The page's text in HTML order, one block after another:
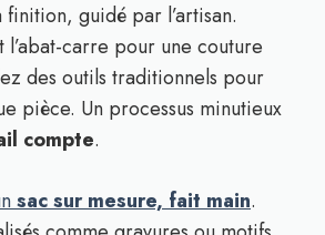
guidé par l’artisan.
l’abat-carre pour une couture
des outils traditionnels pour
pièce. Un processus minutieux
compte.
sac sur mesure, fait main.